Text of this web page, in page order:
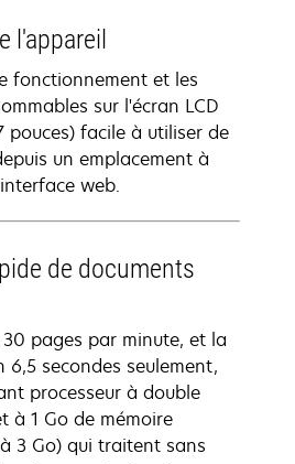
l'appareil
fonctionnement et les
sur l'écran LCD
pouces) facile à utiliser de
un emplacement à
web.
de documents
pages par minute, et la
6,5 secondes seulement,
processeur à double
1 Go de mémoire
3 Go) qui traitent sans